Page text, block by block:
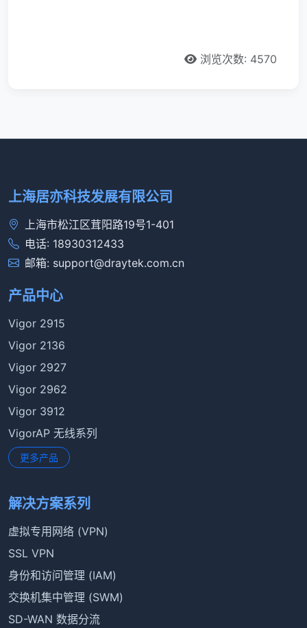
浏览次数: 4570
上海居亦科技发展有限公司
上海市松江区茸阳路19号1-401
电话: 18930312433
邮箱: support@draytek.com.cn
产品中心
Vigor 2915
Vigor 2136
Vigor 2927
Vigor 2962
Vigor 3912
VigorAP 无线系列
更多产品
解决方案系列
虚拟专用网络 (VPN)
SSL VPN
身份和访问管理 (IAM)
交换机集中管理 (SWM)
SD-WAN 数据分流